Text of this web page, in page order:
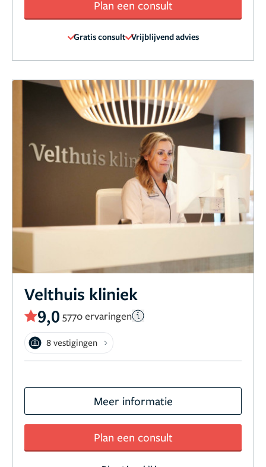
Plan een consult
Gratis consult Vrijblijvend advies
Velthuis kliniek
9,0 5770 ervaringen
8 vestigingen
Meer informatie
Plan een consult